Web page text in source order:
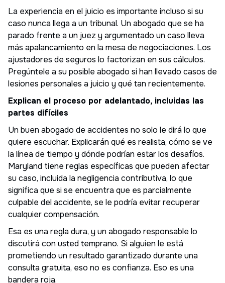
La experiencia en el juicio es importante incluso si su
caso nunca llega a un tribunal. Un abogado que se ha
parado frente a un juez y argumentado un caso lleva
más apalancamiento en la mesa de negociaciones. Los
ajustadores de seguros lo factorizan en sus cálculos.
Pregúntele a su posible abogado si han llevado casos de
lesiones personales a juicio y qué tan recientemente.
Explican el proceso por adelantado, incluidas las
partes difíciles
Un buen abogado de accidentes no solo le dirá lo que
quiere escuchar. Explicarán qué es realista, cómo se ve
la línea de tiempo y dónde podrían estar los desafíos.
Maryland tiene reglas específicas que pueden afectar
su caso, incluida la negligencia contributiva, lo que
significa que si se encuentra que es parcialmente
culpable del accidente, se le podría evitar recuperar
cualquier compensación.
Esa es una regla dura, y un abogado responsable lo
discutirá con usted temprano. Si alguien le está
prometiendo un resultado garantizado durante una
consulta gratuita, eso no es confianza. Eso es una
bandera roja.